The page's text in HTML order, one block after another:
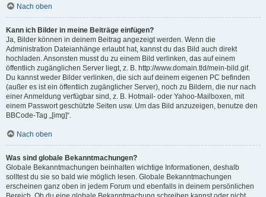
Nach oben
Kann ich Bilder in meine Beiträge einfügen?
Ja, Bilder können in deinem Beitrag angezeigt werden. Wenn die
Administration Dateianhänge erlaubt hat, kannst du das Bild auch direkt
hochladen. Ansonsten musst du zu einem Bild verlinken, das auf einem
öffentlich zugänglichen Server liegt, z. B. http://www.domain.tld/mein-bild.gif.
Du kannst weder Bilder verlinken, die sich auf deinem eigenen PC befinden
(außer es ist ein öffentlich zugänglicher Server), noch zu Bildern, die nur nach
einer Anmeldung verfügbar sind, z. B. Hotmail- oder Yahoo-Mailboxen, mit
einem Passwort geschützte Seiten usw. Um das Bild anzuzeigen, benutze den
BBCode-Tag „[img]“.
Nach oben
Was sind globale Bekanntmachungen?
Globale Bekanntmachungen beinhalten wichtige Informationen, deshalb
solltest du sie so bald wie möglich lesen. Globale Bekanntmachungen
erscheinen ganz oben in jedem Forum und ebenfalls in deinem persönlichen